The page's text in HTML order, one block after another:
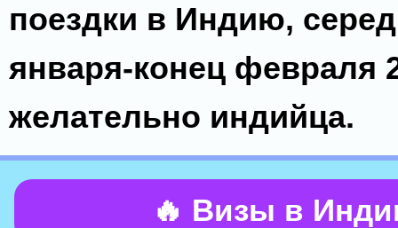
поездки в Индию,
января-конец февраля
желательно индийца.
🔥 Визы в